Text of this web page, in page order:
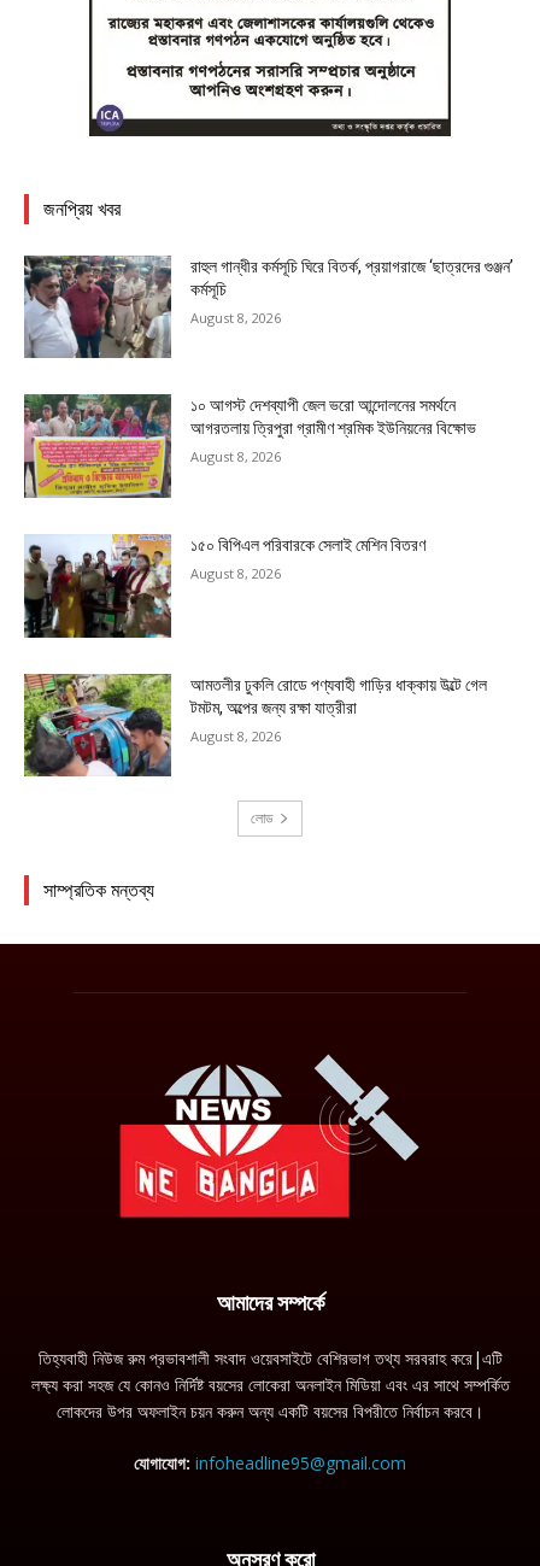
আমাদের সম্পর্কে
তিহ্যবাহী নিউজ রুম প্রভাবশালী সংবাদ ওয়েবসাইটে বেশিরভাগ তথ্য সরবরাহ করে|এটি
লক্ষ্য করা সহজ যে কোনও নির্দিষ্ট বয়সের লোকেরা অনলাইন মিডিয়া এবং এর সাথে সম্পর্কিত
লোকদের উপর অফলাইন চয়ন করুন অন্য একটি বয়সের বিপরীতে নির্বাচন করবে।
যোগাযোগ: infoheadline95@gmail.com
অনুসরণ করো